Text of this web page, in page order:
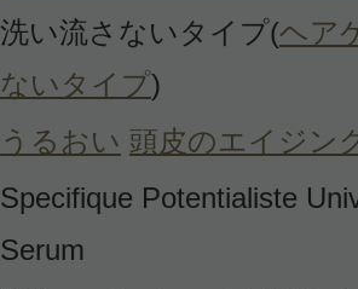
洗い流さないタイプ(ヘア
ないタイプ)
うるおい 頭皮のエイジン
Specifique Potentialiste
Serum